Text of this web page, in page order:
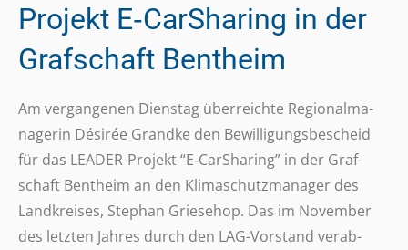
Projekt E‑CarSharing in der
Grafschaft Bentheim
Am vergan­ge­nen Diens­tag über­reichte Regio­nal­ma­
na­ge­rin Désirée Grandke den Bewil­li­gungs­be­scheid
für das LEADER-Projekt “E‑CarSharing” in der Graf­
schaft Bent­heim an den Klima­schutz­ma­na­ger des
Land­krei­ses, Stephan Grie­se­hop. Das im Novem­ber
des letzten Jahres durch den LAG-Vorstand verab­